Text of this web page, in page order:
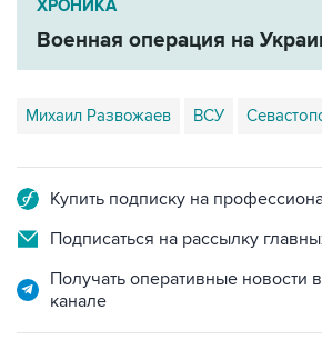
ХРОНИКА
Военная операция на
Михаил Развожаев ВСУ
Купить подписку на
Подписаться на рассылку
Получать оперативные новости
канале